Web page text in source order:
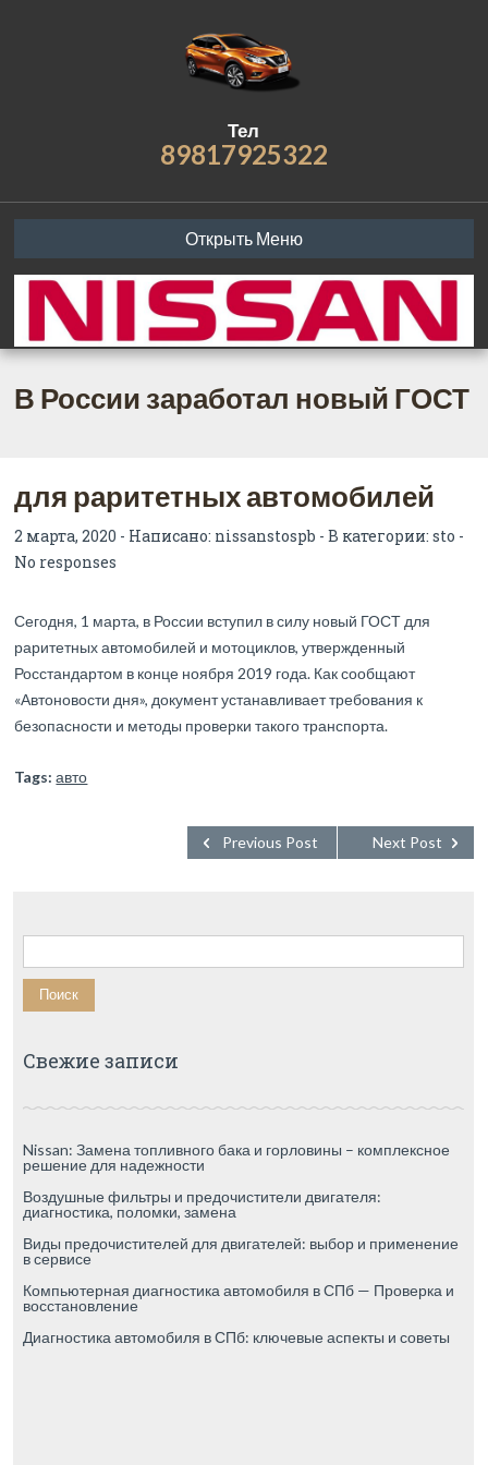
Тел
89817925322
Открыть Меню
В России заработал новый ГОСТ
для раритетных автомобилей
2 марта, 2020 - Написано: nissanstospb - В категории:sto -
No responses
Сегодня, 1 марта, в России вступил в силу новый ГОСТ для
раритетных автомобилей и мотоциклов, утвержденный
Росстандартом в конце ноября 2019 года. Как сообщают
«Автоновости дня», документ устанавливает требования к
безопасности и методы проверки такого транспорта.
Tags: авто
Next Post
Previous Post
Найти:
Свежие записи
Nissan: Замена топливного бака и горловины – комплексное
решение для надежности
Воздушные фильтры и предочистители двигателя:
диагностика, поломки, замена
Виды предочистителей для двигателей: выбор и применение
в сервисе
Компьютерная диагностика автомобиля в СПб — Проверка и
восстановление
Диагностика автомобиля в СПб: ключевые аспекты и советы